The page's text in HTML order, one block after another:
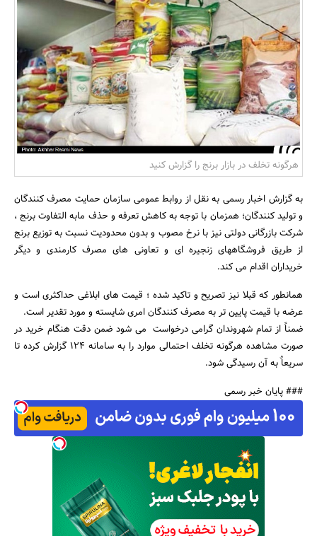
بانک، بیمه و سرمایه
مسکن و ساختمان
هرگونه تخلف در بازار برنج را گزارش کنید
به گزارش اخبار رسمی به نقل از روابط عمومی سازمان حمایت مصرف کنندگان
و تولید کنندگان؛ همزمان با توجه به کاهش تعرفه و حذف مابه التفاوت برنج ،
شرکت بازرگانی دولتی نیز با نرخ مصوب و بدون محدودیت نسبت به توزیع برنج
از طریق فروشگاههای زنجیره ای و تعاونی های مصرف کارمندی و دیگر
خریداران اقدام می کند.
همانطور که قبلا نیز تصریح و تاکید شده ؛ قیمت های ابلاغی حداکثری است و
عرضه با قیمت پایین تر به مصرف کنندگان امری شایسته و مورد تقدیر است.
ضمناً از تمام شهروندان گرامی درخواست می شود ضمن دقت هنگام خرید در
صورت مشاهده هرگونه تخلف احتمالی موارد را به سامانه 124 گزارش کرده تا
سریعاٌ به آن رسیدگی شود.
### پایان خبر رسمی